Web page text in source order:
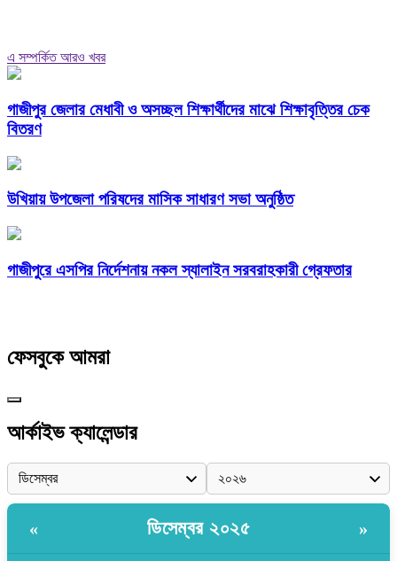
এ সম্পর্কিত আরও খবর
গাজীপুর জেলার মেধাবী ও অসচ্ছল শিক্ষার্থীদের মাঝে শিক্ষাবৃত্তির চেক
বিতরণ
উখিয়ায় উপজেলা পরিষদের মাসিক সাধারণ সভা অনুষ্ঠিত
গাজীপুরে এসপির নির্দেশনায় নকল স্যালাইন সরবরাহকারী গ্রেফতার
ফেসবুকে আমরা
আর্কাইভ ক্যালেন্ডার
« ডিসেম্বর ২০২৫ »